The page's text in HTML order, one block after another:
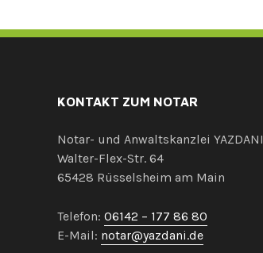
KONTAKT ZUM NOTAR
Notar- und Anwaltskanzlei YAZDANI
Walter-Flex-Str. 64
65428 Rüsselsheim am Main
Telefon: 06142 – 177 86 80
E-Mail: notar@yazdani.de